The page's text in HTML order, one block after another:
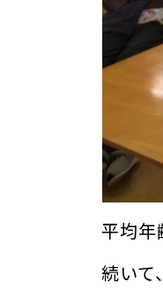
平均
続い